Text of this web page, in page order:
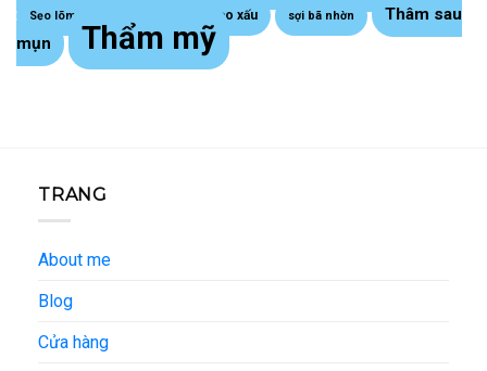
Sẹo lõm trứng cá Sẹo lồi - sẹo xấu sợi bã nhờn
Thâm sau
mụn
Thẩm mỹ
TRANG
About me
Blog
Cửa hàng